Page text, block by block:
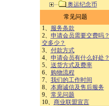
奥运纪念币
常见问题
1、
服务条款
2、 申请会员需要交费吗？
交多少？
3、 付款方式
4、 申请会员有什么好处？
5、 送货方式及费率
6、
购物流程
7、 我们的工作时间
8、 本廊诚信及售后服务
9、 常见问题
10、 商业联盟宣言